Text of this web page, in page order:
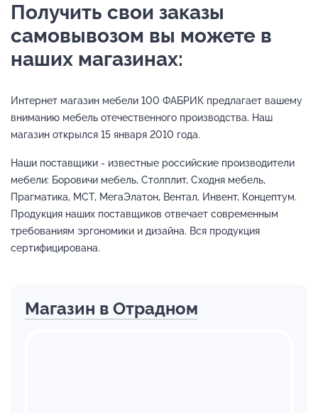
Получить свои заказы
самовывозом вы можете в
наших магазинах:
Интернет магазин мебели 100 ФАБРИК предлагает вашему
вниманию мебель отечественного производства. Наш
магазин открылся 15 января 2010 года.
Наши поставщики - известные российские производители
мебели: Боровичи мебель, Столплит, Сходня мебель,
Прагматика, МСТ, МегаЭлатон, Вентал, Инвент, Концептум.
Продукция наших поставщиков отвечает современным
требованиям эргономики и дизайна. Вся продукция
сертифицирована.
Магазин в Отрадном